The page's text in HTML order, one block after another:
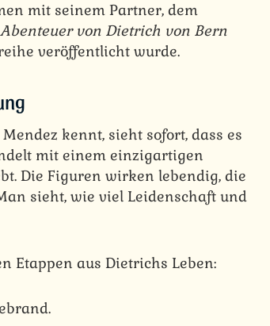
mit seinem Partner, dem
Abenteuer von Dietrich von Bern
veröffentlicht wurde.
kennt, sieht sofort, dass es
mit einem einzigartigen
Die Figuren wirken lebendig, die
sieht, wie viel Leidenschaft und
Etappen aus Dietrichs Leben: